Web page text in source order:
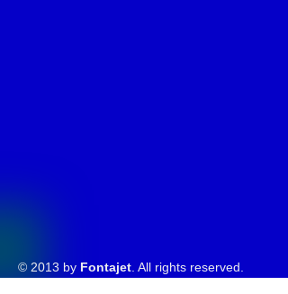
© 2013 by Fontajet . All rights reserved.